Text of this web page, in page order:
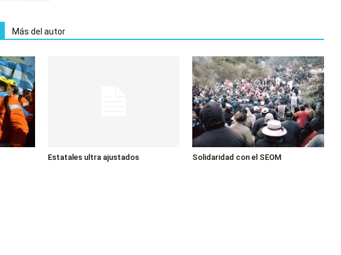
Más del autor
Estatales ultra ajustados Solidaridad con el SEOM